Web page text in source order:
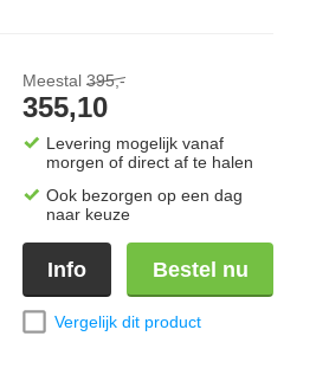
Meestal 395,-
355,10
Levering mogelijk vanaf
morgen of direct af te halen
Ook bezorgen op een dag
naar keuze
Info Bestel nu
Vergelijk dit product